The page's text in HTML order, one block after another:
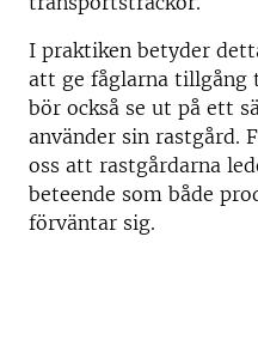
I praktiken betyder
att ge fåglarna tillgång
bör också se ut på ett
använder sin rastgård.
oss att rastgårdarna
beteende som både
förväntar sig.